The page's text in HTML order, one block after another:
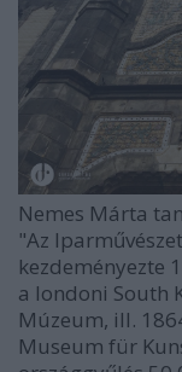
Nemes Márta
"Az
kezdeményezte
a londoni South
Múzeum, ill.
Museum für